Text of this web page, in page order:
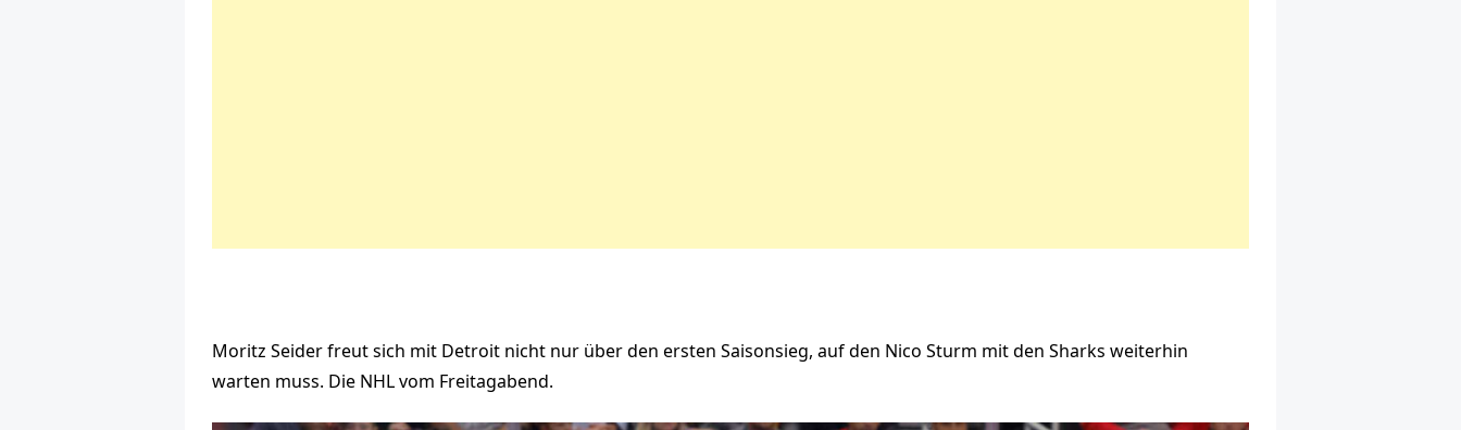
Moritz Seider freut sich mit Detroit nicht nur über den ersten Saisonsieg, auf den Nico Sturm mit den Sharks weiterhin
warten muss. Die NHL vom Freitagabend.